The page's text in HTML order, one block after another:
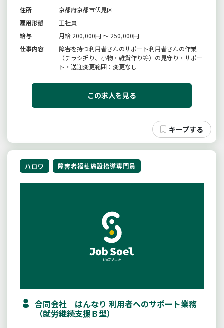
住所
京都府京都市伏見区
雇用形態
正社員
給与
月給 200,000円 ～ 250,000円
仕事内容
障害を持つ利用者さんのサポート利用者さんの作業
（チラシ折り、小物・雑貨作り等）の見守り・サポー
ト・送迎変更範囲：変更なし
この求人を見る
ハロワ 障害者福祉施設指導専門員
合同会社 はんなり 利用者へのサポート業務
（就労継続支援Ｂ型）